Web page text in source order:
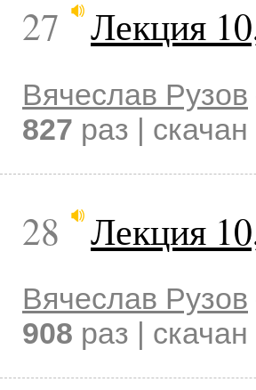
27 Лекция
Вячеслав Рузов
827 раз | скачан
28 Лекция
Вячеслав Рузов
908 раз | скачан